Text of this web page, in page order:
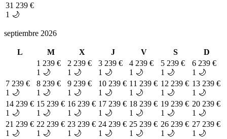
31 239 €
1 🌙
septiembre 2026
L M X J V S
D
1 239 €
1 🌙
2 239 €
1 🌙
3 239 €
1 🌙
4 239 €
1 🌙
5 239 €
1 🌙
6 239 €
1 🌙
7 239 €
1 🌙
8 239 €
1 🌙
9 239 €
1 🌙
10 239 €
1 🌙
11 239 €
1 🌙
12 239 €
1 🌙
13 239 €
1 🌙
14 239 €
1 🌙
15 239 €
1 🌙
16 239 €
1 🌙
17 239 €
1 🌙
18 239 €
1 🌙
19 239 €
1 🌙
20 239 €
1 🌙
21 239 €
1 🌙
22 239 €
1 🌙
23 239 €
1 🌙
24 239 €
1 🌙
25 239 €
1 🌙
26 239 €
1 🌙
27 239 €
1 🌙